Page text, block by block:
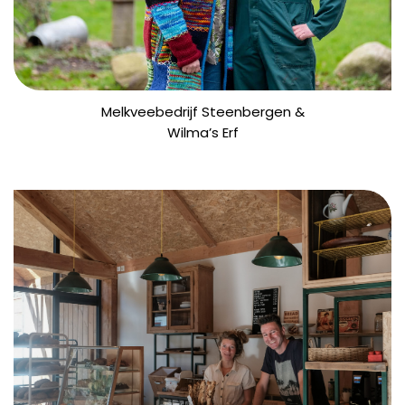
Melkveebedrijf Steenbergen &
Wilma’s Erf